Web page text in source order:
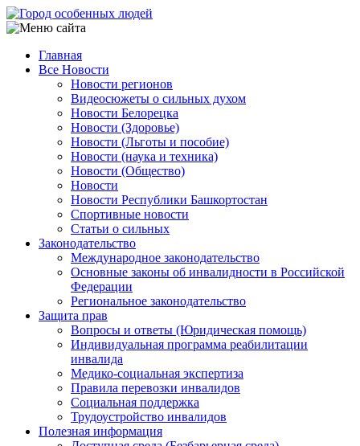
Перейти
к
содержанию
Main
navigation
Главная
Все Новости
Новости регионов
Видеосюжеты о сильных духом
Новости Белорецка
Новости (Здоровье)
Новости (Льготы и пособие)
Новости (наука и техника)
Новости (Общество)
Новости
Новости Республики Башкортостан
Спортивные новости
Статьи о сильных
Законодательство
Международное законодательство
Основные законы об инвалидности в Российской
Федерации
Региональное законодательство
Защита прав
Вопросы и ответы (Юридическая помощь)
Индивидуальная программа реабилитации
инвалида
Медико-социальная экспертиза
Правила перевозки инвалидов
Социальная поддержка
Трудоустройство инвалидов
Полезная информация